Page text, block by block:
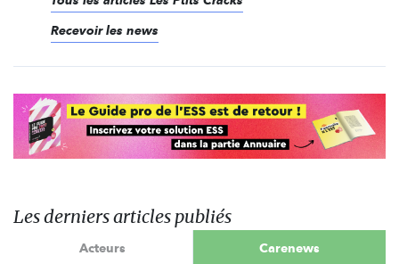
Recevoir les news
Les derniers articles publiés
Acteurs Carenews